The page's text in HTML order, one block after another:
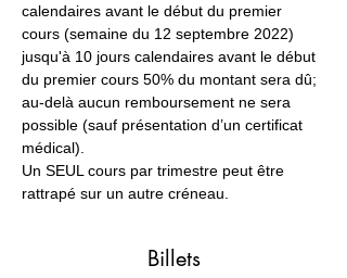
calendaires avant le début du premier
cours (semaine du 12 septembre 2022)
jusqu'à 10 jours calendaires avant le début
du premier cours 50% du montant sera dû;
au-delà aucun remboursement ne sera
possible (sauf présentation d’un certificat
médical).
Un SEUL cours par trimestre peut être
rattrapé sur un autre créneau.
Billets